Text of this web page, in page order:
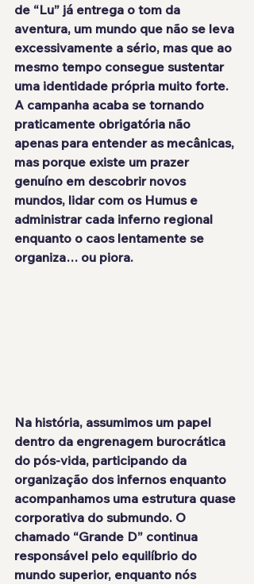
de “Lu” já entrega o tom da
aventura, um mundo que não se leva
excessivamente a sério, mas que ao
mesmo tempo consegue sustentar
uma identidade própria muito forte.
A campanha acaba se tornando
praticamente obrigatória não
apenas para entender as mecânicas,
mas porque existe um prazer
genuíno em descobrir novos
mundos, lidar com os Humus e
administrar cada inferno regional
enquanto o caos lentamente se
organiza… ou piora.
Na história, assumimos um papel
dentro da engrenagem burocrática
do pós-vida, participando da
organização dos infernos enquanto
acompanhamos uma estrutura quase
corporativa do submundo. O
chamado “Grande D” continua
responsável pelo equilíbrio do
mundo superior, enquanto nós